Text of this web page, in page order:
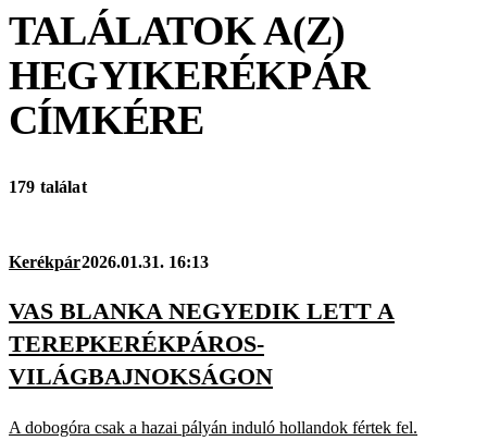
TALÁLATOK A(Z)
HEGYIKERÉKPÁR
CÍMKÉRE
179 találat
Kerékpár2026.01.31. 16:13
VAS BLANKA NEGYEDIK LETT A
TEREPKERÉKPÁROS-
VILÁGBAJNOKSÁGON
A dobogóra csak a hazai pályán induló hollandok fértek fel.